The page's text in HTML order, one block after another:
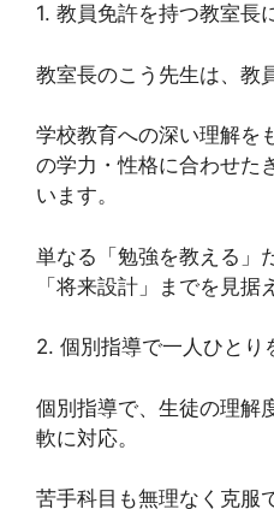
1. 教員免許を持つ教室長
教室長のこう先生は、教
学校教育への深い理解を
の学力・性格に合わせた
います。
単なる「勉強を教える」
「将来設計」までを見据
2. 個別指導で一人ひとり
個別指導で、生徒の理解
軟に対応。
苦手科目も無理なく克服